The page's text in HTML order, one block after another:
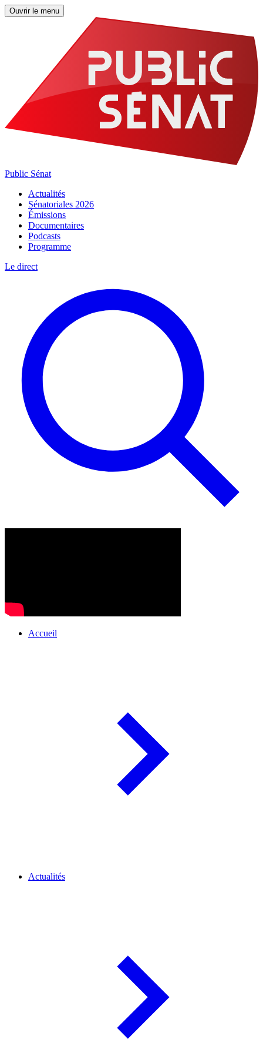
Ouvrir le menu
Public Sénat
Actualités
Sénatoriales 2026
Émissions
Documentaires
Podcasts
Programme
Le direct
Accueil
Actualités